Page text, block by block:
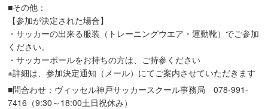
■その他：
【参加が決定された場合】
・サッカーの出来る服装（トレーニングウエア・運動靴）でご参加
ください。
・サッカーボールをお持ちの方は、ご持参ください
※詳細は、参加決定通知（メール）にてご案内させていただきます
■問合わせ：ヴィッセル神戸サッカースクール事務局 078-991-
7416（9:30～18:00土日祝休み）